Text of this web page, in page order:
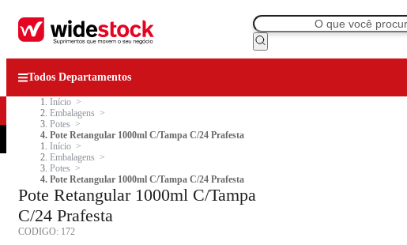
Todos Departamentos
Início
Embalagens
Potes
Pote Retangular 1000ml C/Tampa C/24 Prafesta
Início
Embalagens
Potes
Pote Retangular 1000ml C/Tampa C/24 Prafesta
Pote Retangular 1000ml C/Tampa
C/24 Prafesta
CODIGO: 172